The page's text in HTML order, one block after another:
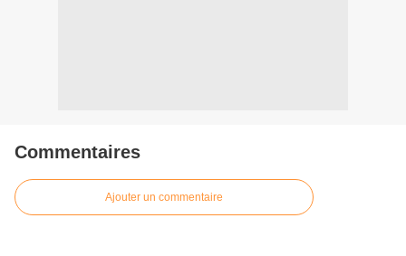
Commentaires
Ajouter un commentaire